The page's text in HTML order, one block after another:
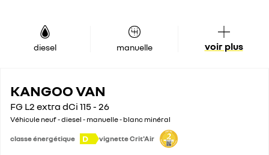
diesel manuelle voir plus
KANGOO VAN
FG L2 extra dCi 115 - 26
Véhicule neuf - diesel - manuelle - blanc minéral
classe énergétique D vignette Crit'Air